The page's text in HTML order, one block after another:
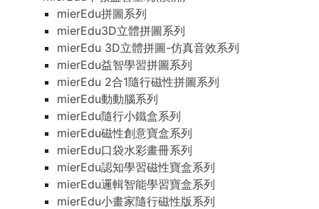
mierEdu拼圖系列
mierEdu3D立體拼圖系列
mierEdu 3D立體拼圖-仿真音效系列
mierEdu益智學習拼圖系列
mierEdu 2合1隨行磁性拼圖系列
mierEdu動動腦系列
mierEdu隨行小鐵盒系列
mierEdu磁性創意寶盒系列
mierEdu口袋水彩畫冊系列
mierEdu認知學習磁性寶盒系列
mierEdu邏輯智能學習寶盒系列
mierEdu小畫家隨行磁性版系列